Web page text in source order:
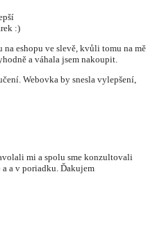
:)
eshopu ve slevě, kvůli tomu na mě
a váhala jsem nakoupit.
Webovka by snesla vylepšení,
mi a spolu sme konzultovali
a v poriadku. Ďakujem